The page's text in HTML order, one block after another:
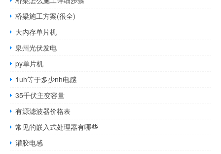
桥梁施工方案(很全)
大内存单片机
泉州光伏发电
py单片机
1uh等于多少nh电感
35千伏主变容量
有源滤波器价格表
常见的嵌入式处理器有哪些
灌胶电感